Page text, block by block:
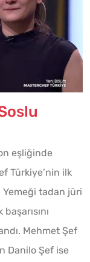
eşliğinde
Türkiye’nin ilk
Yemeği tadan jüri
Mehmet Şef
Danilo Şef ise